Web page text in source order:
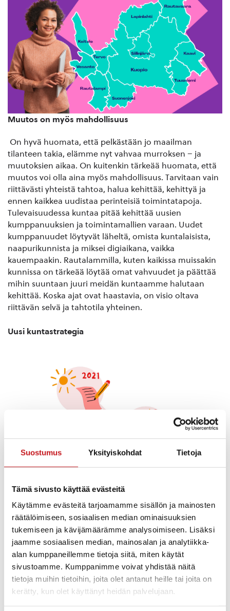
Suostumus Yksityiskohdat Tietoja
Tämä sivusto käyttää evästeitä
Käytämme evästeitä tarjoamamme sisällön ja mainosten
räätälöimiseen, sosiaalisen median ominaisuuksien
tukemiseen ja kävijämäärämme analysoimiseen. Lisäksi
jaamme sosiaalisen median, mainosalan ja analytiikka-
alan kumppaneillemme tietoja siitä, miten käytät
sivustoamme. Kumppanimme voivat yhdistää näitä
tietoja muihin tietoihin, joita olet antanut heille tai joita on
kerätty, kun olet käyttänyt heidän palvelujaan.
Muutos on myös mahdollisuus
On hyvä huomata, että pelkästään jo maailman
tilanteen takia, elämme nyt vahvaa murroksen – ja
muutoksien aikaa. On kuitenkin tärkeää huomata, että
muutos voi olla aina myös mahdollisuus. Tarvitaan vain
riittävästi yhteistä tahtoa, halua kehittää, kehittyä ja
ennen kaikkea uudistaa perinteisiä toimintatapoja.
Tulevaisuudessa kuntaa pitää kehittää uusien
kumppanuuksien ja toimintamallien varaan. Uudet
kumppanuudet löytyvät läheltä, omista kuntalaisista,
naapurikunnista ja miksei digiaikana, vaikka
kauempaakin. Rautalammilla, kuten kaikissa muissakin
kunnissa on tärkeää löytää omat vahvuudet ja päättää
mihin suuntaan juuri meidän kuntaamme halutaan
kehittää. Koska ajat ovat haastavia, on visio oltava
riittävän selvä ja tahtotila yhteinen.
Uusi kuntastrategia